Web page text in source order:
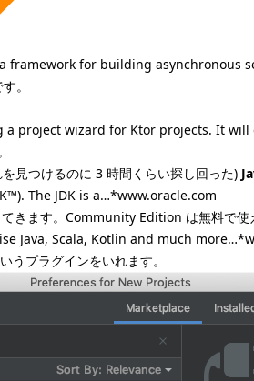
framework for building asynchronous
。
project wizard for Ktor projects. It
見つけるのに 3 時間くらい探し回った)
The JDK is a…*www.oracle.com
ます。Community Edition は無料で使
Java, Scala, Kotlin and much
プラグインをいれます。